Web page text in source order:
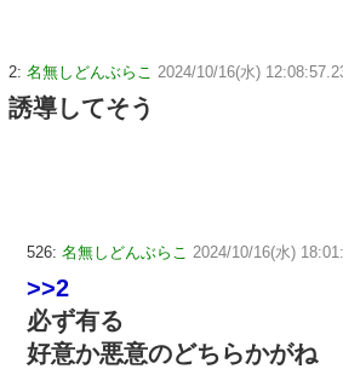
2: 名無しどんぶらこ 2024/10/16(水)
誘導してそう
526: 名無しどんぶらこ 2024/10/16(水)
>>2
必ず有る
好意か悪意のどちらかがね